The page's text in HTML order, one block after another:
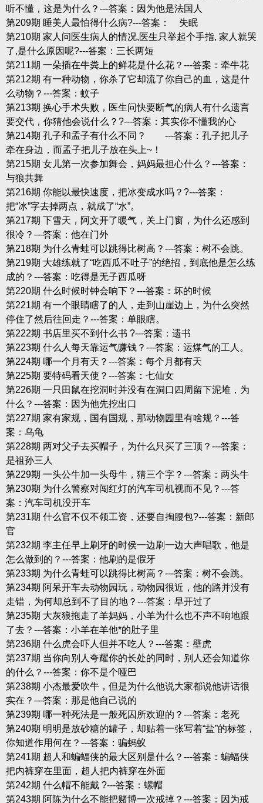
听不懂，这是为什么？---答案：因为他是法国人
第209期 睡美人最怕得什么病?---答案： 失眠
第210期 家人问医生病人的情况,医生只举起个手指, 家人就哭
了,是什么原因呢?---答案：三长两短
第211期 一朵插在牛粪上的鲜花是什么花？---答案：牵牛花
第212期 有一种动物，你杀了它却流了你自己的血，这是什
么动物？---答案：蚊子
第213期 换心手术失败，医生问快要断气的病人有什么遗言
要交代，你猜他会说什么？?---答案：其实你不懂我的心
第214期 孔子和孟子有什么不同？ ---答案：孔子把儿子
牵在身边，而孟子把儿子放在头上~！
第215期 女儿第一次参加舞会，妈妈最担心什么？---答案：
与狼共舞
第216期 你能以最快速度，把冰变成水吗？?---答案：
把“冰”字去掉两点，就成了“水”。
第217期 下雪天，阿文开了暖气，关上门窗，为什么还感到
很冷？---答案：他在门外
第218期 为什么青蛙可以跳得比树高？---答案：树不会跳。
第219期 大雄练就了“吃西瓜不吐子”的绝招，到底他是怎么练
成的？---答案：吃得是无子西瓜呀
第220期 什么时候时钟会响下？---答案：坏的时候
第221期 有一个眼睛瞎了的人，走到山崖边上，为什么突然
停住了然后往回走？---答案：单眼瞎。
第222期 书店里买不到什么书 ?---答案：遗书
第223期 什么人每天靠运气赚钱？---答案：运煤气的工人。
第224期 哪一个月有天？---答案：每个月都有天
第225期 要特码看天使？---答案：七仙女
第226期 一只田鼠在挖洞时并没有在洞口四周留下泥堆，为
什么？---答案：因为他先挖出口
第227期 家有家规，国有国规，那动物园里有啥规？---答
案：乌龟
第228期 两对父子去买帽子，为什么只买了三顶？---答案：
是祖孙三人
第229期 一头公牛加一头母牛，猜三个字？---答案：两头牛
第230期 为什么警察对闯红灯的汽车司机视而不见？---答
案：汽车司机没开车
第231期 什么官不仅不领工资，还要自掏腰包?---答案：新郎
官
第232期 李主任早上刷牙的时侯一边刷一边大声唱歌，他是
怎么做到的？---答案：他刷的是假牙
第233期 为什么青蛙可以跳得比树高？---答案：树不会跳。
第234期 阿呆开车去动物园玩，动物园很近，他的路并没有
走错，为何却总到不了目的地？---答案：早开过了
第235期 大灰狼拖走了羊妈妈，小羊为什么也不声不响地跟
了去？---答案：小羊在羊他*的肚子里
第236期 什么虎会吓人但并不吃人？---答案：壁虎
第237期 当你向别人夸耀你的长处的同时，别人还会知道你
的什么？---答案：你不是个哑巴
第238期 小杰最爱吹牛，但是为什么他说大家都说他讲话很
实在？---答案：那是他自己说的
第239期 哪一种死法是一般死囚所欢迎的？---答案：老死
第240期 明明是放砂糖的罐子，却贴着一张写着“盐”的标签，
你知道作用何在？---答案：骗蚂蚁
第241期 超人和蝙蝠侠的最大区别是什么？---答案：蝙蝠侠
把内裤穿在里面，超人把内裤穿在外面
第242期 什么帽不能戴 ?---答案：螺帽
第243期 阿陈为什么不能把赌博一次戒掉？---答案：因为戒